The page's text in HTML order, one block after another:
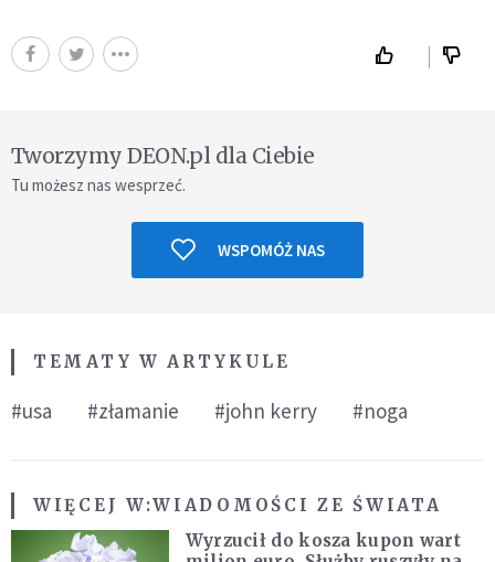
Tworzymy DEON.pl dla Ciebie
Tu możesz nas wesprzeć.
WSPOMÓŻ NAS
TEMATY W ARTYKULE
#usa #złamanie #john kerry #noga
WIĘCEJ W:WIADOMOŚCI ZE ŚWIATA
Wyrzucił do kosza kupon wart